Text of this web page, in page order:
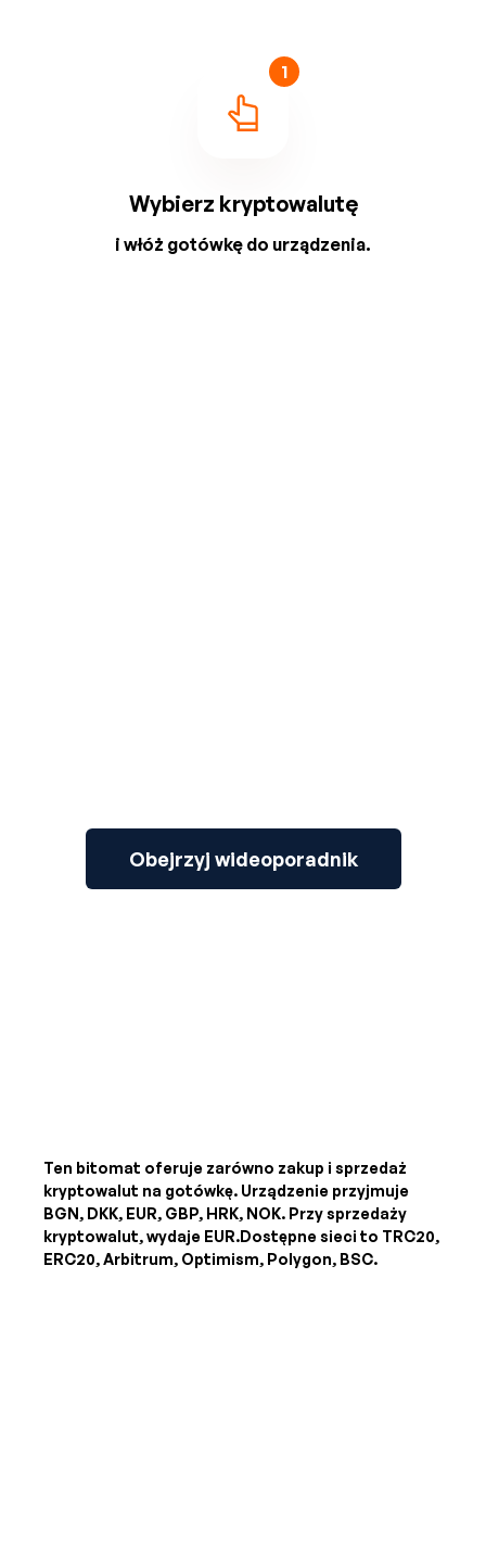
1
Wybierz kryptowalutę
i włóż gotówkę do urządzenia.
Obejrzyj wideoporadnik
Ten bitomat oferuje zarówno zakup i sprzedaż
kryptowalut na gotówkę. Urządzenie przyjmuje
BGN, DKK, EUR, GBP, HRK, NOK. Przy sprzedaży
kryptowalut, wydaje EUR.Dostępne sieci to TRC20,
ERC20, Arbitrum, Optimism, Polygon, BSC.